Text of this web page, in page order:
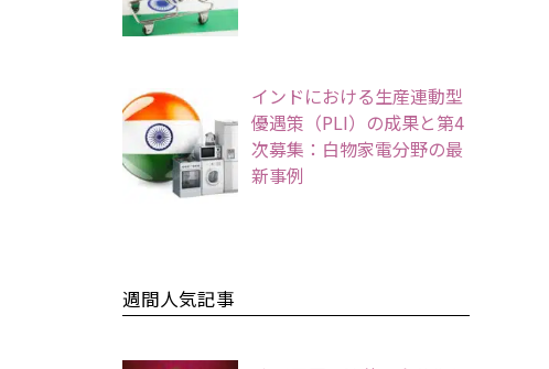
インドにおける生産連動型
優遇策（PLI）の成果と第4
次募集：白物家電分野の最
新事例
週間人気記事